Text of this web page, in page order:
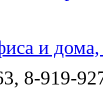
и дома,
8-919-